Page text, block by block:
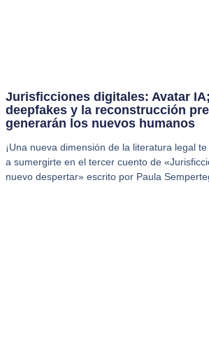
Jurisficciones digitales: Avatar
deepfakes y la reconstrucción
generarán los nuevos humanos
¡Una nueva dimensión de la literatura legal
a sumergirte en el tercer cuento de
nuevo despertar» escrito por Paula